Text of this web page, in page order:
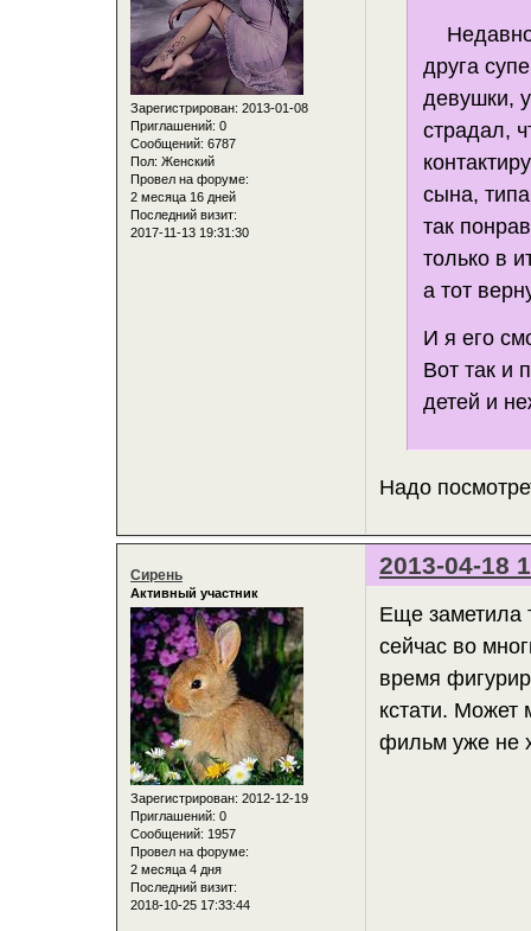
Зарегистрирован: 2013-01-08
Приглашений: 0
Сообщений: 6787
Пол: Женский
Провел на форуме:
2 месяца 16 дней
Последний визит:
2017-11-13 19:31:30
Недавно
друга
девушки,
страдал,
сына,
так
только в
а тот
И я его
Вот так и
детей и
Надо
2013-04-18
Сирень
Активный участник
Зарегистрирован: 2012-12-19
Приглашений: 0
Сообщений: 1957
Провел на форуме:
2 месяца 4 дня
Последний визит:
2018-10-25 17:33:44
Еще заметила
сейчас во
время
кстати. Может
фильм уже не